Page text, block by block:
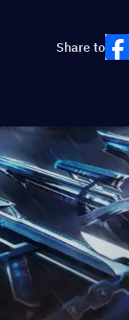
Share to